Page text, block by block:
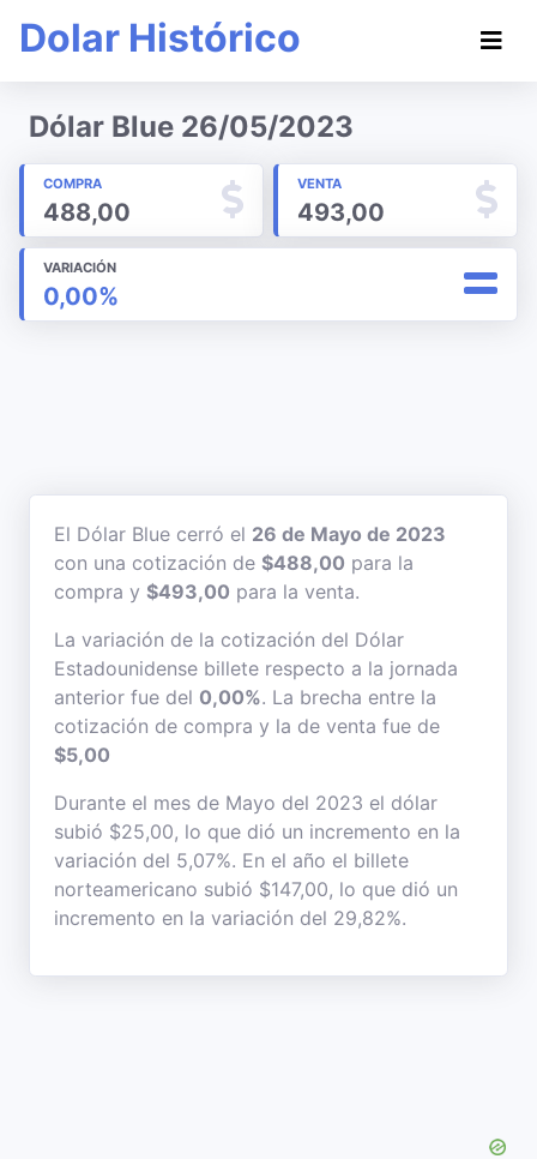
Dolar Histórico
Dólar Blue 26/05/2023
COMPRA
488,00
VENTA
493,00
VARIACIÓN
0,00%
El Dólar Blue cerró el 26 de Mayo de 2023
con una cotización de $488,00 para la
compra y $493,00 para la venta.
La variación de la cotización del Dólar
Estadounidense billete respecto a la jornada
anterior fue del 0,00%. La brecha entre la
cotización de compra y la de venta fue de
$5,00
Durante el mes de Mayo del 2023 el dólar
subió $25,00, lo que dió un incremento en la
variación del 5,07%. En el año el billete
norteamericano subió $147,00, lo que dió un
incremento en la variación del 29,82%.